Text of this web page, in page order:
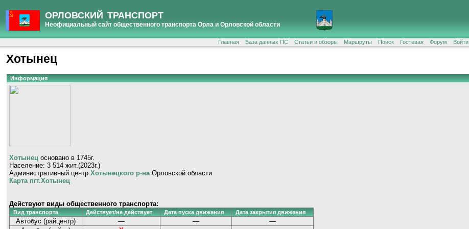
ОРЛОВСКИЙ ТРАНСПОРТ
Неофициальный сайт общественного транспорта Орла и Орловской области
Главная База данных ПС Статьи и обзоры Маршруты Поиск Гостевая Форум Войти
Хотынец
Информация
Хотынец основано в 1745г.
Население: 3 514 жит.(2023г.)
Административный центр Хотынецкого р-на Орловской области
Карта пгт.Хотынец
Действуют виды общественного транспорта:
Вид транспорта Действует/не действует Дата пуска движения Дата закрытия движения
Автобус (райцентр) — —
—